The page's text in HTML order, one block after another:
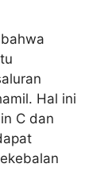
Hal ini
C dan